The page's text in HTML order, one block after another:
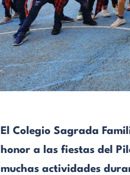
El Colegio Sagrada
honor a las fiestas del
muchas actividades